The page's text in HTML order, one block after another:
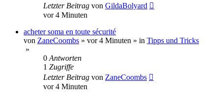
Letzter Beitrag von GildaBolyard
vor 4 Minuten
acheter soma en toute sécurité
von ZaneCoombs » vor 4 Minuten » in Tipps und Tricks
»
0 Antworten
1 Zugriffe
Letzter Beitrag von ZaneCoombs
vor 4 Minuten